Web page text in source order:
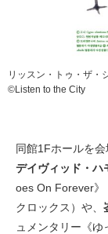
リッスン・トゥ・ザ・
©︎Listen to the City
同館1Fホールを
デイヴィッド・ハ
oes On Forever》
クロックス）や、
ュメンタリー《